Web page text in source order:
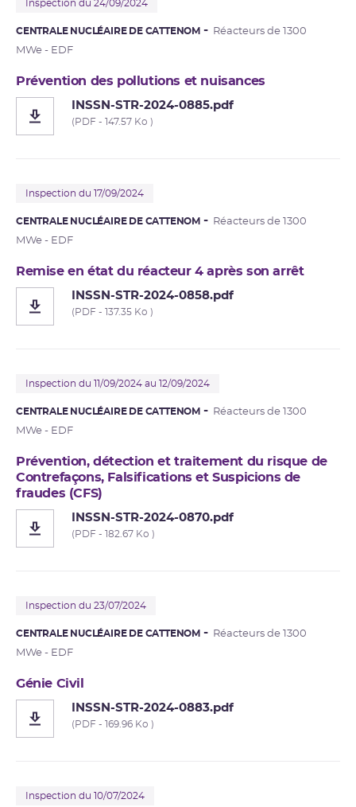
Inspection du 24/09/2024
CENTRALE NUCLÉAIRE DE CATTENOM
Réacteurs de 1300
MWe - EDF
Prévention des pollutions et nuisances
INSSN-STR-2024-0885.pdf
(PDF - 147.57 Ko )
Inspection du 17/09/2024
CENTRALE NUCLÉAIRE DE CATTENOM
Réacteurs de 1300
MWe - EDF
Remise en état du réacteur 4 après son arrêt
INSSN-STR-2024-0858.pdf
(PDF - 137.35 Ko )
Inspection du 11/09/2024 au 12/09/2024
CENTRALE NUCLÉAIRE DE CATTENOM
Réacteurs de 1300
MWe - EDF
Prévention, détection et traitement du risque de
Contrefaçons, Falsifications et Suspicions de
fraudes (CFS)
INSSN-STR-2024-0870.pdf
(PDF - 182.67 Ko )
Inspection du 23/07/2024
CENTRALE NUCLÉAIRE DE CATTENOM
Réacteurs de 1300
MWe - EDF
Génie Civil
INSSN-STR-2024-0883.pdf
(PDF - 169.96 Ko )
Inspection du 10/07/2024